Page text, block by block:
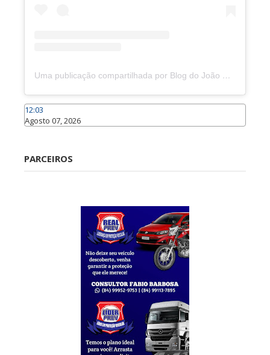
Uma publicação compartilhada por Blog do João Marcolino (@joaomarcolinoneto)
12:03
Agosto 07, 2026
PARCEIROS